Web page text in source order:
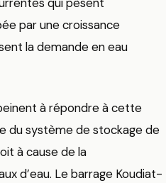
par une croissance
la demande en eau
à répondre à cette
du système de stockage de
à cause de la
d’eau. Le barrage Koudiat-